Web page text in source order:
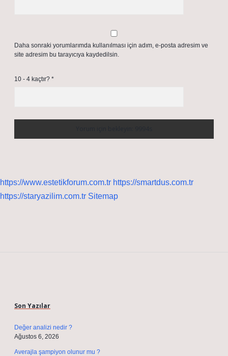
Daha sonraki yorumlarımda kullanılması için adım, e-posta adresim ve
site adresim bu tarayıcıya kaydedilsin.
10 - 4 kaçtır? *
https://www.estetikforum.com.tr https://smartdus.com.tr
https://staryazilim.com.tr Sitemap
Son Yazılar
Değer analizi nedir ?
Ağustos 6, 2026
Averajla şampiyon olunur mu ?